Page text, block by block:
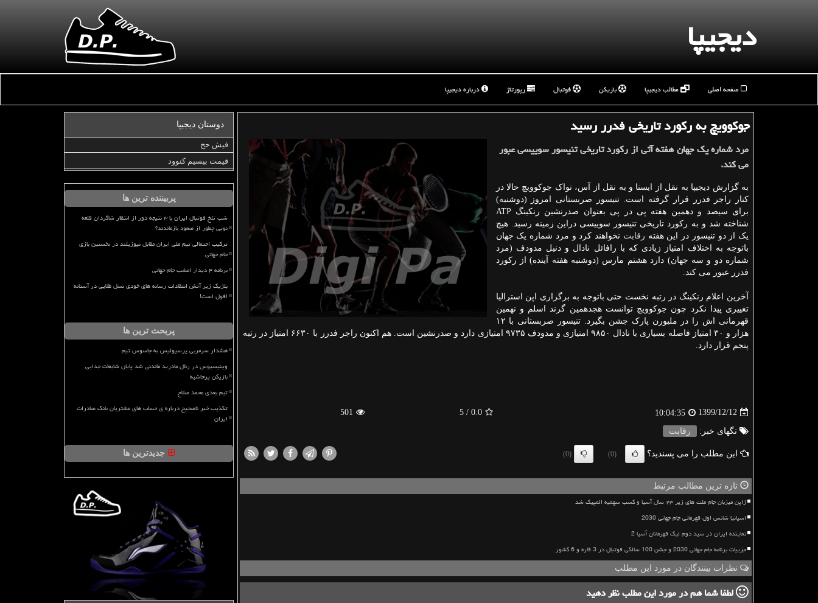
دیجیپا
صفحه اصلی مطالب دیجیپا بازیکن فوتبال رپورتاژ درباره دیجیپا
جوكوویچ به ركورد تاریخی فدرر رسید
مرد شماره یک جهان هفته آتی از رکورد تاریخی تنیسور سوییسی عبور
می کند.
به گزارش دیجیپا به نقل از ایسنا و به نقل از آس، نواک جوکوویچ حالا در
کنار راجر فدرر قرار گرفته است. تنیسور صربستانی امروز (دوشنبه)
برای سیصد و دهمین هفته پی در پی بعنوان صدرنشین رنکینگ ATP
شناخته شد و به رکورد تاریخی تنیسور سوییسی دراین زمینه رسید. هیچ
یک از دو تنیسور در این هفته رقابت نخواهند کرد و مرد شماره یک جهان
باتوجه به اختلاف امتیاز زیادی که با رافائل نادال و دنیل مدودف (مرد
شماره دو و سه جهان) دارد هشتم مارس (دوشنبه هفته آینده) از رکورد
فدرر عبور می کند.
آخرین اعلام رنکینگ در رتبه نخست حتی باتوجه به برگزاری اپن استرالیا
تغییری پیدا نکرد چون جوکوویچ توانست هجدهمین گرند اسلم و نهمین
قهرمانی اش را در ملبورن پارک جشن بگیرد. تنیسور صربستانی با ۱۲
هزار و ۳۰ امتیاز فاصله بسیاری با نادال ۹۸۵۰ امتیازی و مدودف ۹۷۳۵ امتیازی دارد و صدرنشین است. هم اکنون راجر فدرر با ۶۶۳۰ امتیاز در رتبه
پنجم قرار دارد.
1399/12/12
10:04:35
0.0
/ 5
501
تگهای خبر: رقابت
این مطلب را می پسندید؟ (0)
(0)
تازه ترین مطالب مرتبط
ژاپن میزبان جام ملت های زیر ۲۳ سال آسیا و کسب سهمیه المپیک شد
اسپانیا شانس اول قهرمانی جام جهانی 2030
نماینده ایران در سید دوم لیگ قهرمانان آسیا 2
جزییات برنامه جام جهانی 2030 و جشن 100 سالگی فوتبال در 3 قاره و 6 کشور
نظرات بینندگان در مورد این مطلب
لطفا شما همدر مورد این مطلبنظر دهید
دوستان دیجیپا
فیش حج
قیمت بیسیم کنوود
پربیننده ترین ها
شب تلخ فوتبال ایران با ۳ نتیجه دور از انتظار شاگردان قلعه
نویی چطور از صعود بازماندند؟
ترکیب احتمالی تیم ملی ایران مقابل نیوزیلند در نخستین بازی
جام جهانی
برنامه ۴ دیدار امشب جام جهانی
بلژیک زیر آتش انتقادات رسانه های خودی نسل طلایی در آستانه
افول است!
پربحث ترین ها
هشدار سرمربی پرسپولیس به جاسوس تیم
وینیسیوس در رئال مادرید ماندنی شد پایان شایعات جدایی
بازیکن پرحاشیه
تیم بعدی محمد صلاح
تکذیب خبر ناصحیح درباره ی حساب های مشتریان بانک صادرات
ایران
جدیدترین ها